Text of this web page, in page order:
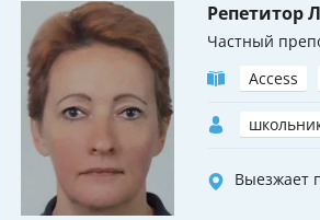
Репетитор
Частный
Access
Выезжает